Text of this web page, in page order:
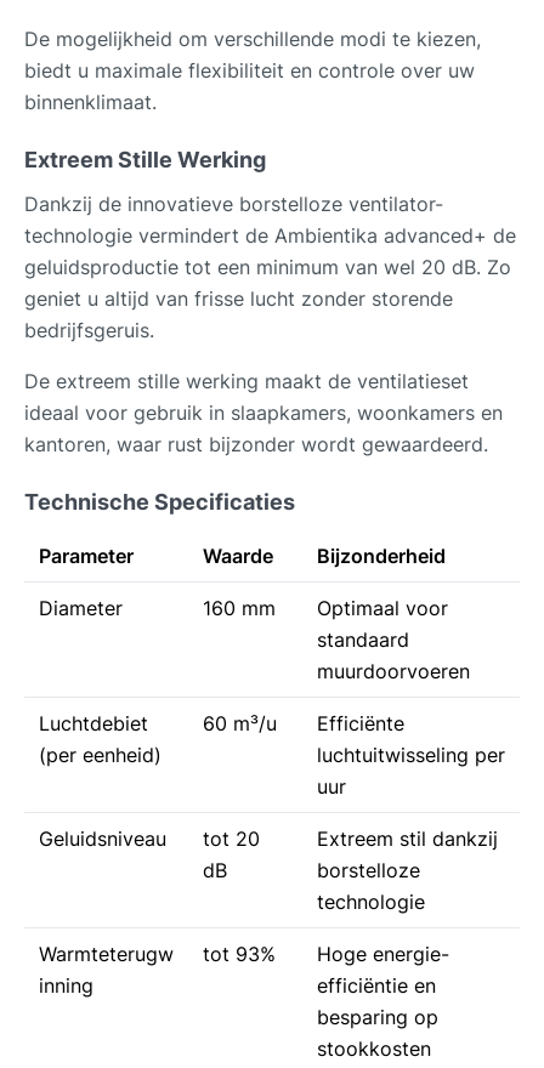
De mogelijkheid om verschillende modi te kiezen,
biedt u maximale flexibiliteit en controle over uw
binnenklimaat.
Extreem Stille Werking
Dankzij de innovatieve borstelloze ventilator-
technologie vermindert de Ambientika advanced+ de
geluidsproductie tot een minimum van wel 20 dB. Zo
geniet u altijd van frisse lucht zonder storende
bedrijfsgeruis.
De extreem stille werking maakt de ventilatieset
ideaal voor gebruik in slaapkamers, woonkamers en
kantoren, waar rust bijzonder wordt gewaardeerd.
Technische Specificaties
Parameter Waarde Bijzonderheid
Diameter 160 mm
Optimaal voor
standaard
muurdoorvoeren
Luchtdebiet
(per eenheid)
60 m³/u
Efficiënte
luchtuitwisseling per
uur
Geluidsniveau
tot 20
dB
Extreem stil dankzij
borstelloze
technologie
Warmteterugw
inning
tot 93%
Hoge energie-
efficiëntie en
besparing op
stookkosten